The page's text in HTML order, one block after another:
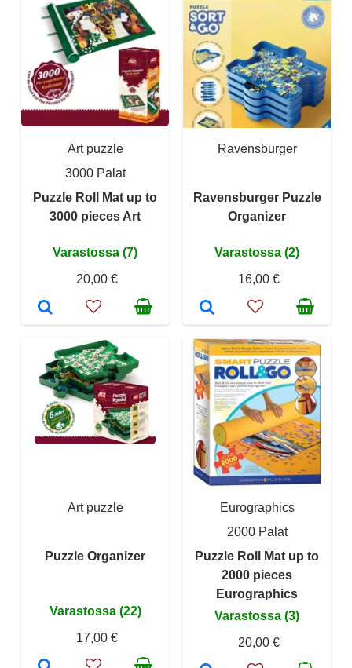
Art puzzle
3000 Palat
Puzzle Roll Mat up to
3000 pieces Art
Varastossa (7)
20,00 €
Ravensburger
Ravensburger Puzzle
Organizer
Varastossa (2)
16,00 €
Art puzzle
Puzzle Organizer
Varastossa (22)
17,00 €
Eurographics
2000 Palat
Puzzle Roll Mat up to
2000 pieces
Eurographics
Varastossa (3)
20,00 €